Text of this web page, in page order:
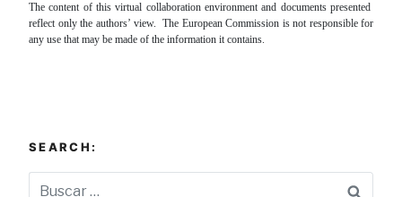
The content of this virtual collaboration environment and documents presented
reflect only the authors’ view. The European Commission is not responsible for
any use that may be made of the information it contains.
SEARCH: